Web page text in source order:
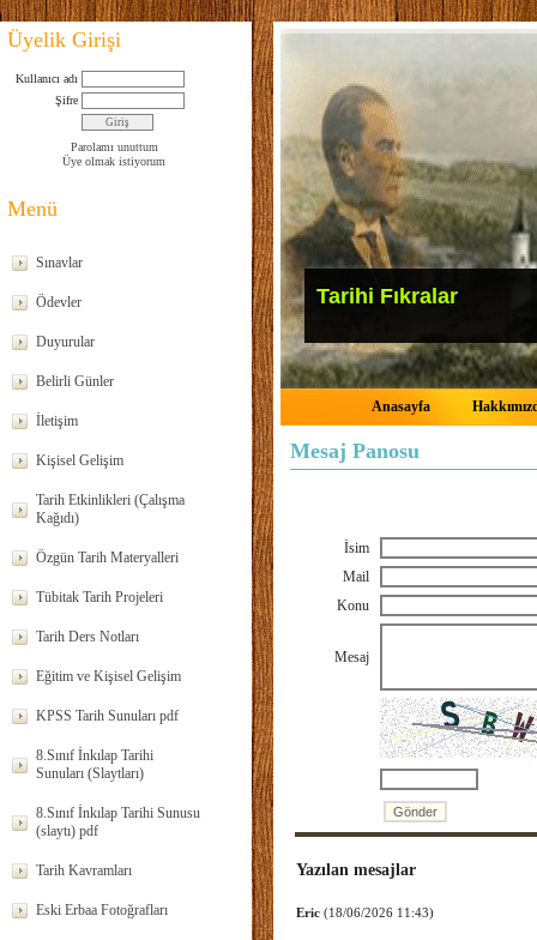
Üyelik Girişi
Kullanıcı adı
Şifre
Parolamı unuttum
Üye olmak istiyorum
Menü
Sınavlar
Ödevler
Duyurular
Belirli Günler
İletişim
Kişisel Gelişim
Tarih Etkinlikleri (Çalışma
Kağıdı)
Özgün Tarih Materyalleri
Tübitak Tarih Projeleri
Tarih Ders Notları
Eğitim ve Kişisel Gelişim
KPSS Tarih Sunuları pdf
8.Sınıf İnkılap Tarihi
Sunuları (Slaytları)
8.Sınıf İnkılap Tarihi Sunusu
(slaytı) pdf
Tarih Kavramları
Eski Erbaa Fotoğrafları
Tarihi Fıkralar
Anasayfa
Mesaj Panosu
İsim
Mail
Konu
Mesaj
Yazılan mesajlar
Eric (18/06/2026 11:43)